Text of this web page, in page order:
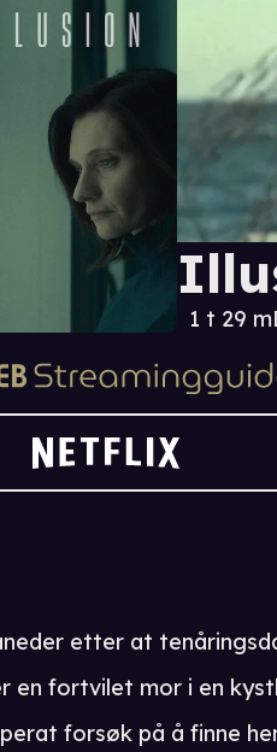
1 t 29 m
etter at
en fortvilet mor i en
forsøk på å finne